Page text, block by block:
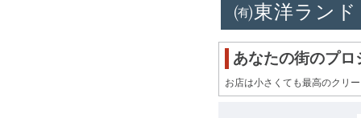
㈲東洋ラン
あなたの街のプロ
お店は小さくても最高のクリ